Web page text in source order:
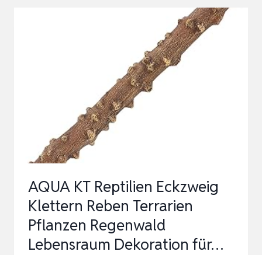
KOKOSFASERN
IDEALE
KLETTERMÖGLICHKEIT
FÜR
AQUA KT Reptilien Eckzweig
Klettern Reben Terrarien
Pflanzen Regenwald
Lebensraum Dekoration für…